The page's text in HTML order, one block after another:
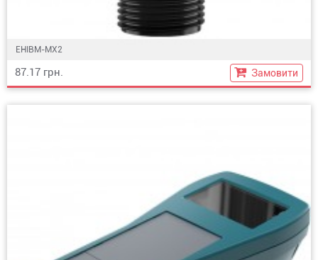
EHIBM-MX2
87.17 грн. Замовити